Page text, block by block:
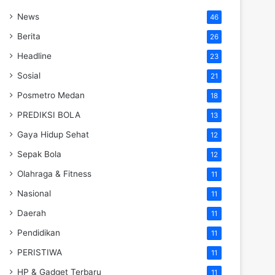
News 46
Berita 26
Headline 23
Sosial 21
Posmetro Medan 18
PREDIKSI BOLA 13
Gaya Hidup Sehat 12
Sepak Bola 12
Olahraga & Fitness 11
Nasional 11
Daerah 11
Pendidikan 11
PERISTIWA 11
HP & Gadget Terbaru 11